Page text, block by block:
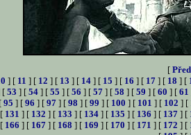
[
] [ 11 ] [ 12 ] [ 13 ] [ 14 ] [ 15 ] [ 16 ] [ 17 ] [ 18 ] [
[53 ] [ 54] [ 55 ] [ 56 ] [ 57] [ 58 ] [ 59 ] [ 60 ] [ 61
95 ] [ 96 ] [ 97 ] [ 98 ] [ 99 ] [ 100 ] [ 101 ] [ 102 ] [
131 ] [ 132 ] [ 133 ] [ 134] [ 135 ] [ 136 ] [ 137] [
166 ] [ 167] [ 168 ] [ 169 ] [ 170 ] [ 171 ] [ 172 ] [